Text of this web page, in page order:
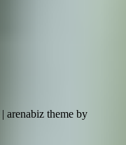
| arenabiz theme by